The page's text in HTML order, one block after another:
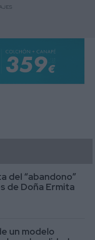
del “abandono”
de Doña Ermita
un modelo